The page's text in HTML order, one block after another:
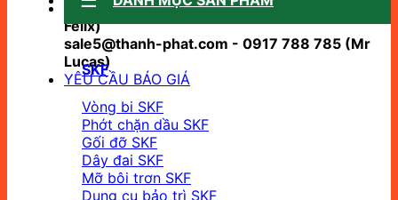
sale10@thanh-phat.com - 0941 062 224 (Mr
Felix)
sale5@thanh-phat.com - 0917 788 785 (Mr
Lucas)
YÊU CẦU BÁO GIÁ
SKF
Vòng bi SKF
Phớt chặn dầu SKF
Gối đỡ SKF
Dây đai SKF
Mỡ bôi trơn SKF
Dụng cụ bảo trì SKF